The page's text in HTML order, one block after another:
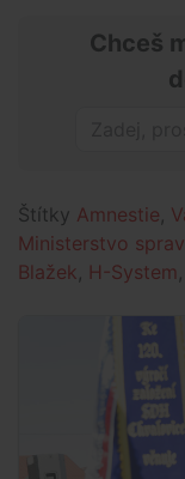
Chceš
Štítky Amnestie
Ministerstvo
Blažek
H-System